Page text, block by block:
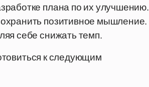
плана по их улучшению.
позитивное мышление.
себе снижать темп.
к следующим